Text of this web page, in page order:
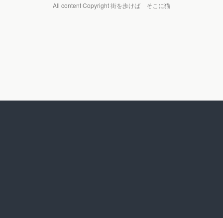
All content Copyright 街を歩けば そこに猫